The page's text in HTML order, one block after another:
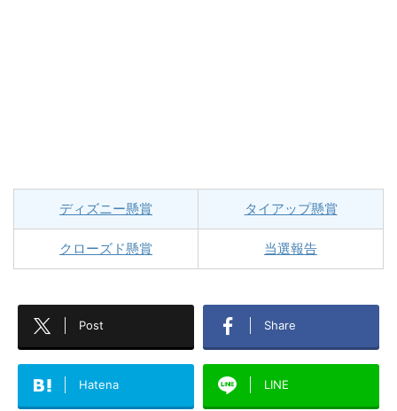
ディズニー懸賞 タイアップ懸賞
クローズド懸賞 当選報告
Post Share
Hatena LINE